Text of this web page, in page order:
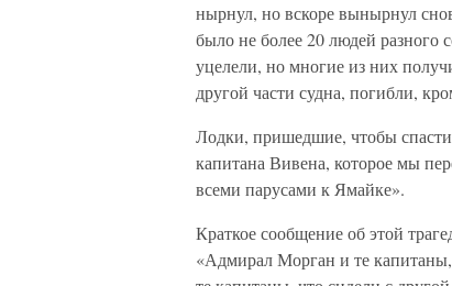
нырнул, но вскоре вынырнул
было не более 20 людей разного
уцелели, но многие из них
другой части судна, погибли,
Лодки, пришедшие, чтобы спасти
капитана Вивена, которое мы
всеми парусами к Ямайке».
Краткое сообщение об этой
«Адмирал Морган и те капитаны,